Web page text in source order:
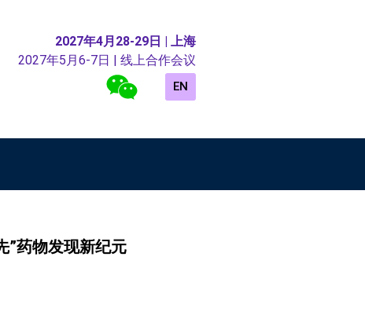
2027年4月28-29日 | 上海
2027年5月6-7日 | 线上合作会议
EN
”药物发现新纪元